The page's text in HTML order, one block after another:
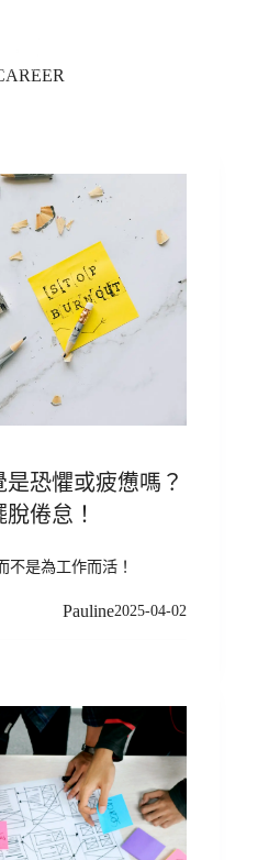
恐懼或疲憊嗎？
倦怠！
不是為工作而活！
Pauline2025-04-02